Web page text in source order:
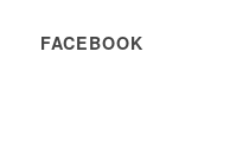
FACEBOOK